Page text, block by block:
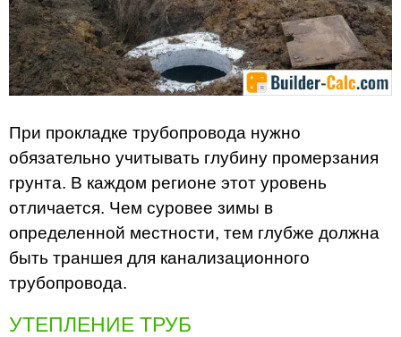
При прокладке трубопровода нужно
обязательно учитывать глубину промерзания
грунта. В каждом регионе этот уровень
отличается. Чем суровее зимы в
определенной местности, тем глубже должна
быть траншея для канализационного
трубопровода.
УТЕПЛЕНИЕ ТРУБ